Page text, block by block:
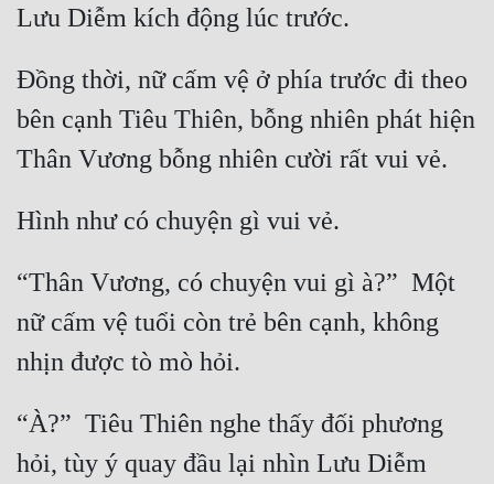
Đồng thời, nữ cấm vệ ở phía trước đi theo
bên cạnh Tiêu Thiên, bỗng nhiên phát hiện
“Thân Vương, có chuyện vui gì à?”  Một
nữ cấm vệ tuổi còn trẻ bên cạnh, không
“À?”  Tiêu Thiên nghe thấy đối phương
hỏi, tùy ý quay đầu lại nhìn Lưu Diễm